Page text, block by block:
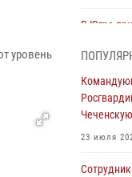
уровень
В Югре
07 августа
Тонувшего
23 июля